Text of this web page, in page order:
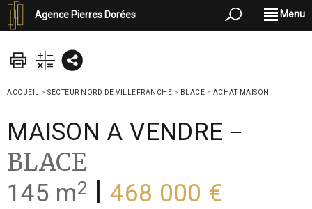
Agence Pierres Dorées Menu
ACCUEIL > SECTEUR NORD DE VILLEFRANCHE > BLACE > ACHAT MAISON
MAISON A VENDRE -
BLACE
145 m2 |468 000 €